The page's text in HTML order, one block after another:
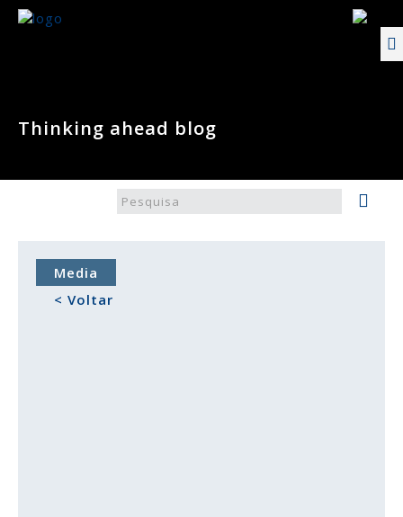
Thinking ahead blog
Media
< Voltar